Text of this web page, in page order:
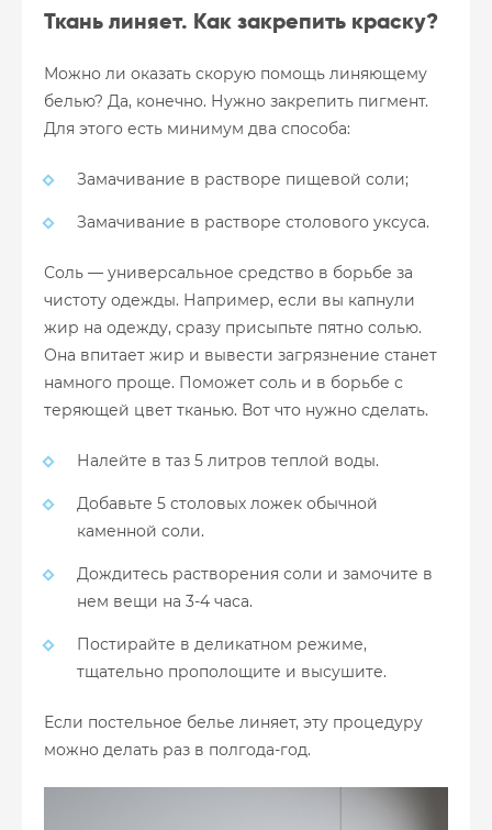
Ткань линяет. Как закрепить краску?
Можно ли оказать скорую помощь линяющему
белью? Да, конечно. Нужно закрепить пигмент.
Для этого есть минимум два способа:
Замачивание в растворе пищевой соли;
Замачивание в растворе столового уксуса.
Соль — универсальное средство в борьбе за
чистоту одежды. Например, если вы капнули
жир на одежду, сразу присыпьте пятно солью.
Она впитает жир и вывести загрязнение станет
намного проще. Поможет соль и в борьбе с
теряющей цвет тканью. Вот что нужно сделать.
Налейте в таз 5 литров теплой воды.
Добавьте 5 столовых ложек обычной
каменной соли.
Дождитесь растворения соли и замочите в
нем вещи на 3-4 часа.
Постирайте в деликатном режиме,
тщательно прополощите и высушите.
Если постельное белье линяет, эту процедуру
можно делать раз в полгода-год.